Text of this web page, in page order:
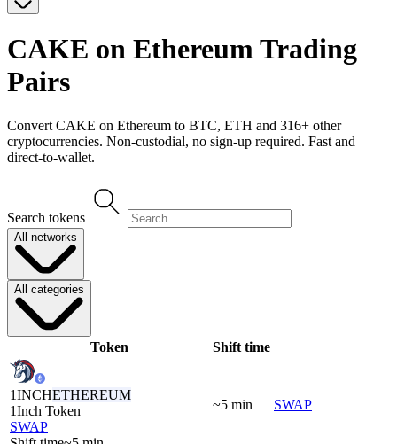
CAKE on EthereumTrading
Pairs
Convert CAKE on Ethereum to BTC, ETH and 316+ other
cryptocurrencies. Non-custodial, no sign-up required. Fast and
direct-to-wallet.
Search tokens
All networks
All categories
Token Shift time
1INCHETHEREUM
1Inch Token
SWAP
~5 min SWAP